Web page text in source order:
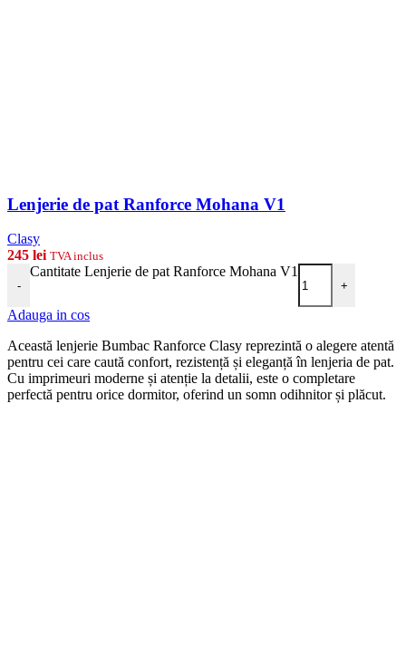
Lenjerie de pat Ranforce Mohana V1
Clasy
245 lei TVA inclus
-
Cantitate Lenjerie de pat Ranforce Mohana V1
+
Adauga in cos
Această lenjerie Bumbac Ranforce Clasy reprezintă o alegere atentă
pentru cei care caută confort, rezistență și eleganță în lenjeria de pat.
Cu imprimeuri moderne și atenție la detalii, este o completare
perfectă pentru orice dormitor, oferind un somn odihnitor și plăcut.